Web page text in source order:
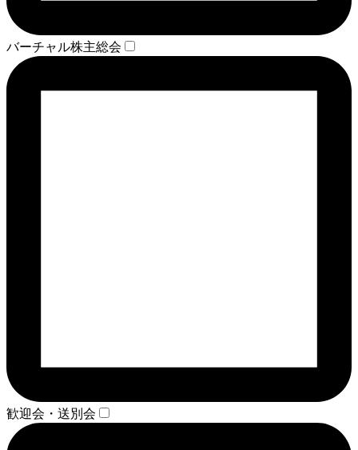
バーチャル株主総会
歓迎会・送別会